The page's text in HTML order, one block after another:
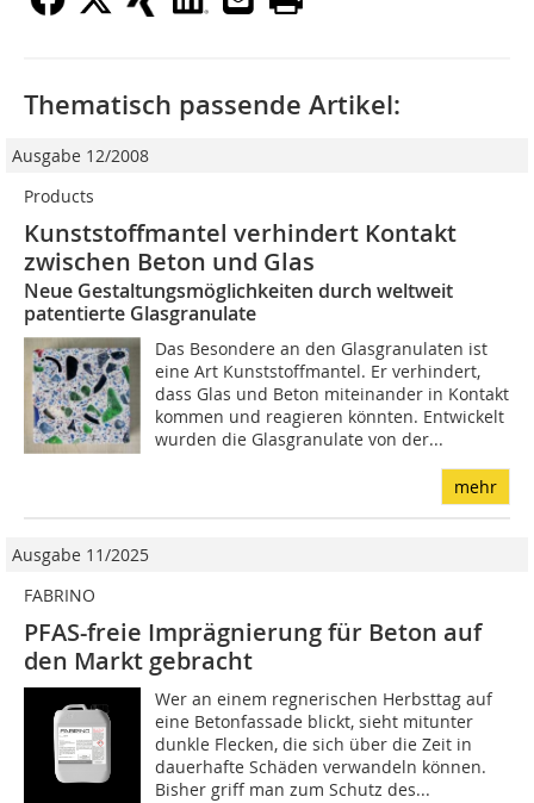
Thematisch passende Artikel:
Ausgabe 12/2008
Products
Kunststoffmantel verhindert Kontakt
zwischen Beton und Glas
Neue Gestaltungsmöglichkeiten durch weltweit
patentierte Glasgranulate
Das Besondere an den Glasgranulaten ist
eine Art Kunststoffmantel. Er verhindert,
dass Glas und Beton miteinander in Kontakt
kommen und reagieren könnten. Entwickelt
wurden die Glasgranulate von der...
mehr
Ausgabe 11/2025
FABRINO
PFAS-freie Imprägnierung für Beton auf
den Markt gebracht
Wer an einem regnerischen Herbsttag auf
eine Betonfassade blickt, sieht mitunter
dunkle Flecken, die sich über die Zeit in
dauerhafte Schäden verwandeln können.
Bisher griff man zum Schutz des...